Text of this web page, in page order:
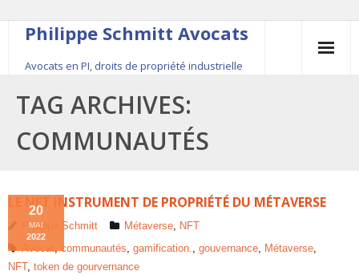
Philippe Schmitt Avocats
Avocats en PI, droits de propriété industrielle
45, rue Saint-Anne, 75001 Paris, +33 (0)1 84 16 35
54
Contact
Le fondateur
Publications
TAG ARCHIVES:
COMMUNAUTÉS
LE NFT INSTRUMENT DE PROPRIÉTÉ DU MÉTAVERSE
20
MAI
2022
Philippe Schmitt Métaverse, NFT
Avocat,communautés, gamification., gouvernance, Métaverse,
NFT, token de gourvernance